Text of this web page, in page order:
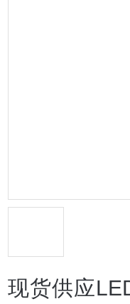
现货供应